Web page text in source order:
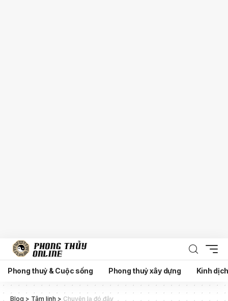
Phong thuỷ & Cuộc sống Phong thuỷ xây dựng Kinh
Blog > Tâm linh> Chuyện lạ đó đây